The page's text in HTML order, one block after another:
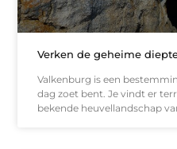
Verken de geheime
Valkenburg is een
dag zoet bent. Je vindt er
bekende heuvellandschap